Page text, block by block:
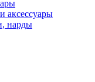
аксессуары
нарды